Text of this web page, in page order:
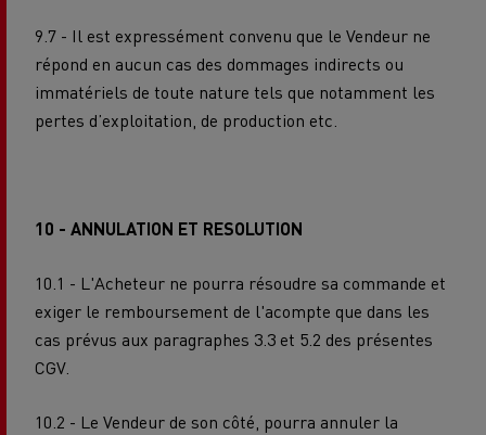
9.7 - Il est expressément convenu que le Vendeur ne
répond en aucun cas des dommages indirects ou
immatériels de toute nature tels que notamment les
pertes d’exploitation, de production etc.
10 - ANNULATION ET RESOLUTION
10.1 - L'Acheteur ne pourra résoudre sa commande et
exiger le remboursement de l'acompte que dans les
cas prévus aux paragraphes 3.3 et 5.2 des présentes
CGV.
10.2 - Le Vendeur de son côté, pourra annuler la